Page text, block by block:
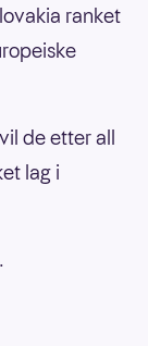
ranket
de etter all
lag i